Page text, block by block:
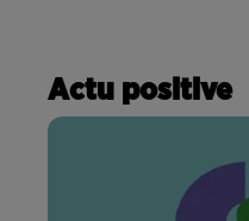
Actu positive